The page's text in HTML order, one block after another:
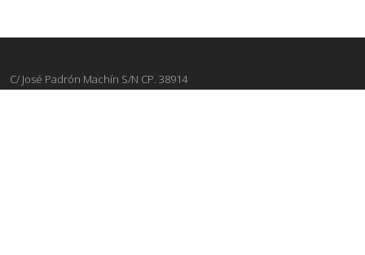
C/ José Padrón Machín S/N CP. 38914